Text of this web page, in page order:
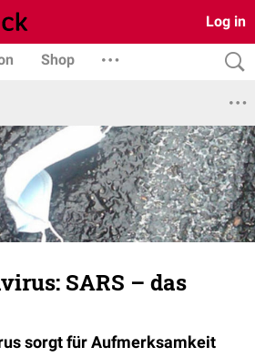
Log in
Shop
SARS – das
sorgt für Aufmerksamkeit